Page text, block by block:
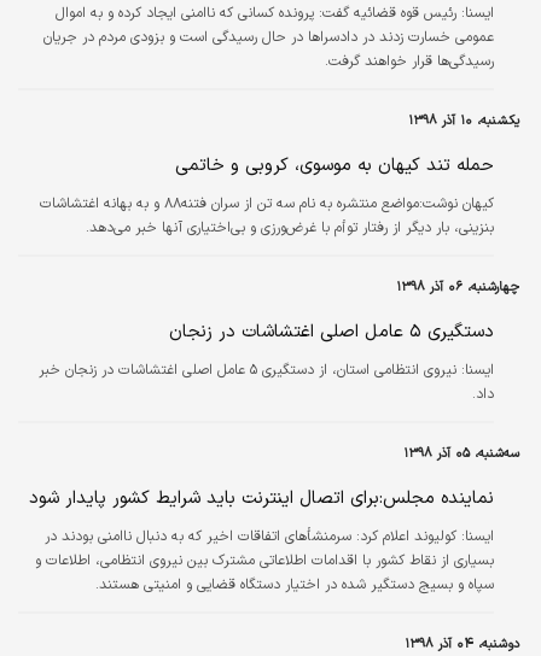
ايسنا: رئیس قوه قضائیه گفت: پرونده کسانی که ناامنی ایجاد کرده و به اموال
عمومی خسارت زدند در دادسراها در حال رسیدگی است و بزودی مردم در جریان
رسیدگی‌ها قرار خواهند گرفت.
یکشنبه، ۱۰ آذر ۱۳۹۸
حمله تند کیهان به موسوی، کروبی و خاتمی
کیهان نوشت:مواضع منتشره به نام سه تن از سران فتنه۸۸ و به بهانه اغتشاشات
بنزینی، بار دیگر از رفتار توأم با غرض‌ورزی و بی‌اختیاری آنها خبر می‌دهد.
چهارشنبه، ۰۶ آذر ۱۳۹۸
دستگیری ۵ عامل اصلی اغتشاشات در زنجان
ايسنا:
نیروی انتظامی استان، از دستگیری ۵ عامل اصلی اغتشاشات در زنجان خبر
داد.
سه‌شنبه، ۰۵ آذر ۱۳۹۸
نماینده مجلس:برای اتصال اینترنت باید شرایط کشور پایدار شود
ایسنا: کولیوند اعلام کرد: سرمنشأ‌های اتفاقات اخیر که به دنبال ناامنی بودند در
بسیاری از نقاط کشور با اقدامات اطلاعاتی مشترک بین نیروی انتظامی، اطلاعات و
سپاه و بسیج دستگیر شده در اختیار دستگاه قضایی و امنیتی هستند.
دوشنبه، ۰۴ آذر ۱۳۹۸